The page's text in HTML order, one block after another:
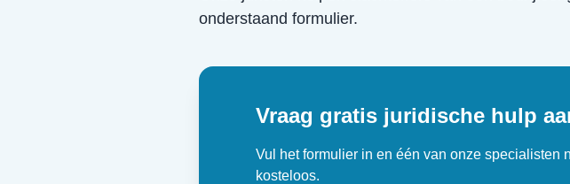
onderstaand formulier.
Vraag gratis juridische hulp
Vul het formulier in en één van onze specialisten
kosteloos.